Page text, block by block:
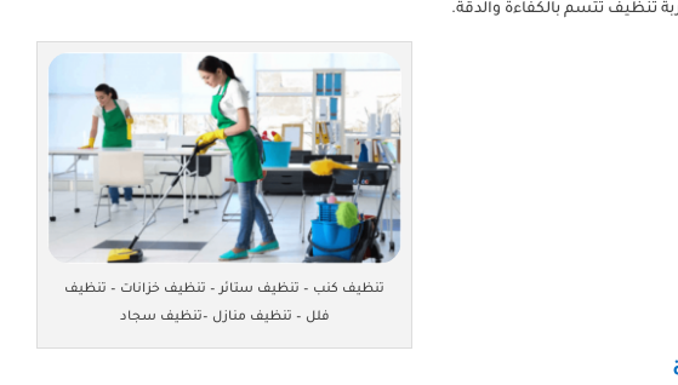
تنظيف تتسم بالكفاءة والدقة.
تنظيف كنب – تنظيف ستائر – تنظيف خزانات – تنظيف
فلل – تنظيف منازل –تنظيف سجاد